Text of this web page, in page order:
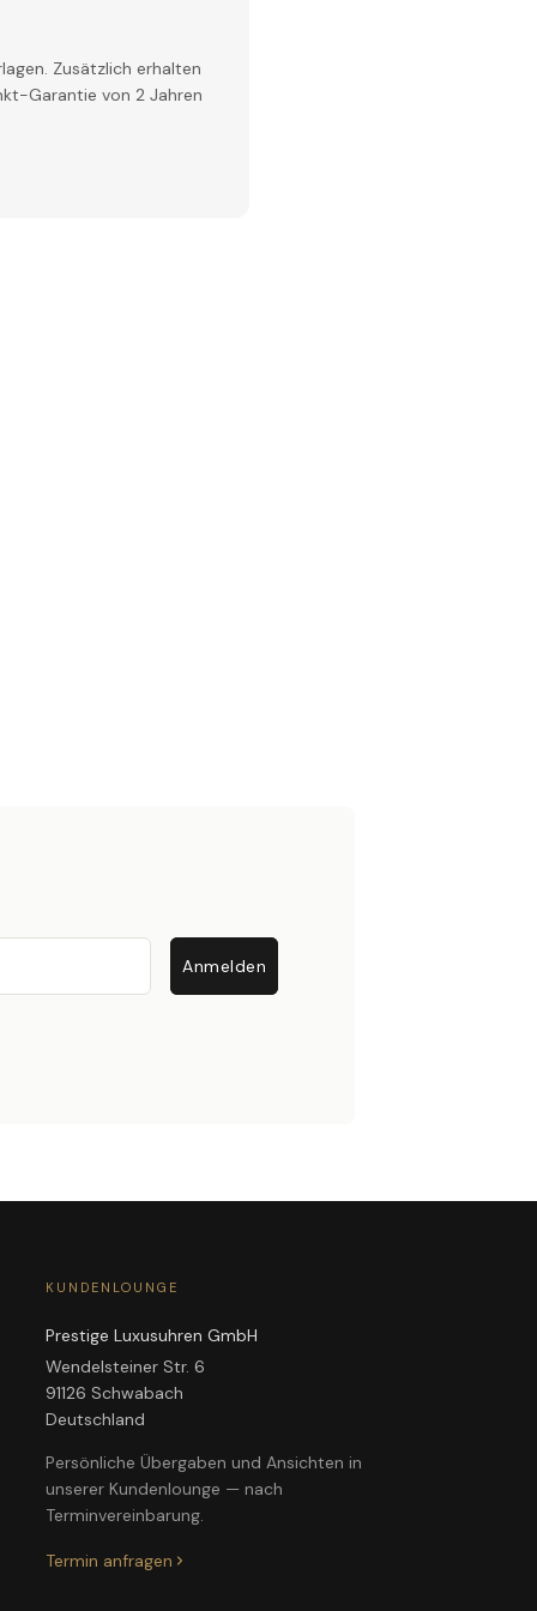
Zusätzlich erhalten
Garantie von 2 Jahren
Anmelden
KUNDENLOUNGE
Prestige Luxusuhren GmbH
Wendelsteiner Str. 6
91126 Schwabach
Deutschland
Persönliche Übergaben und Ansichten in
unserer Kundenlounge — nach
Terminvereinbarung.
Termin anfragen